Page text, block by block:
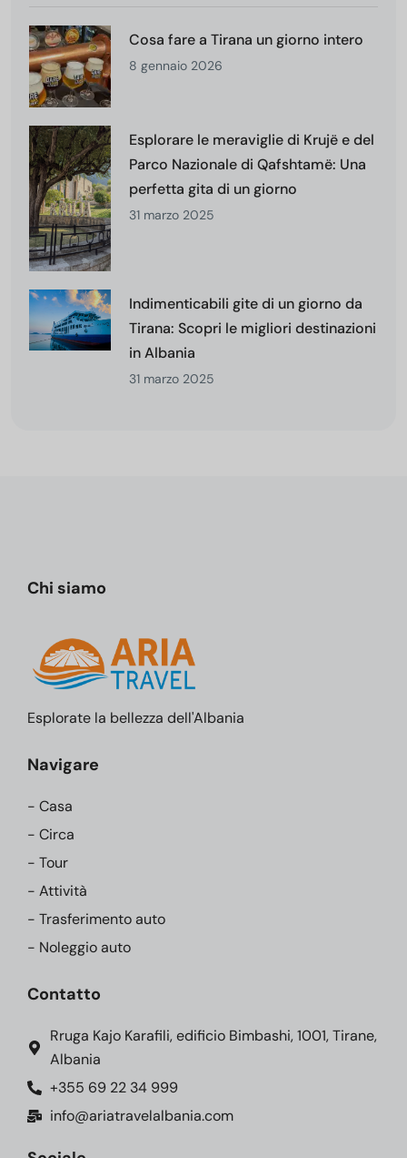
Cosa fare a Tirana un giorno intero
8 gennaio 2026
Esplorare le meraviglie di Krujë e del
Parco Nazionale di Qafshtamë: Una
perfetta gita di un giorno
31 marzo 2025
Indimenticabili gite di un giorno da
Tirana: Scopri le migliori destinazioni
in Albania
31 marzo 2025
Chi siamo
Esplorate la bellezza dell'Albania
Navigare
- Casa
- Circa
- Tour
- Attività
- Trasferimento auto
- Noleggio auto
Contatto
Rruga Kajo Karafili, edificio Bimbashi, 1001, Tirane,
Albania
+355 69 22 34 999
info@ariatravelalbania.com